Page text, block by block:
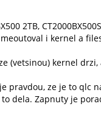
2TB,
i kernel a
(vetsinou) kernel
ze je to qlc
dela. Zapnuty je